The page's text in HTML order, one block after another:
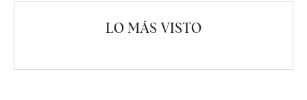
LO MÁS VISTO